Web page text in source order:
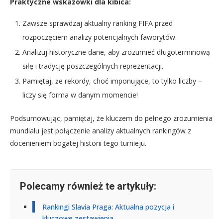
Zawsze sprawdzaj aktualny ranking FIFA przed
rozpoczęciem analizy potencjalnych faworytów.
Analizuj historyczne dane, aby zrozumieć długoterminową
siłę i tradycję poszczególnych reprezentacji.
Pamiętaj, że rekordy, choć imponujące, to tylko liczby –
liczy się forma w danym momencie!
Podsumowując, pamiętaj, że kluczem do pełnego zrozumienia
mundialu jest połączenie analizy aktualnych rankingów z
docenieniem bogatej historii tego turnieju.
Polecamy również te artykuły:
Rankingi Slavia Praga: Aktualna pozycja i